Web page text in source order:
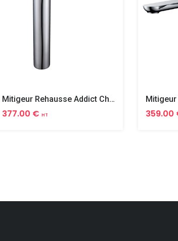
Mitigeur Rehausse Addict Chrome
377.00 € HT 359.00